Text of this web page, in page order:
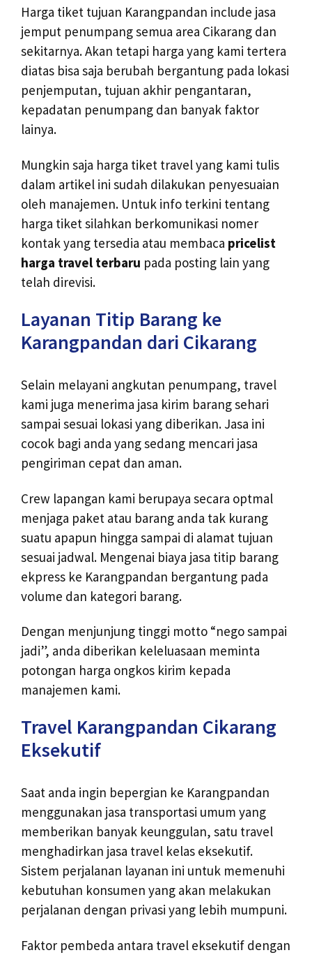
Harga tiket tujuan Karangpandan include jasa
jemput penumpang semua area Cikarang dan
sekitarnya. Akan tetapi harga yang kami tertera
diatas bisa saja berubah bergantung pada lokasi
penjemputan, tujuan akhir pengantaran,
kepadatan penumpang dan banyak faktor
lainya.
Mungkin saja harga tiket travel yang kami tulis
dalam artikel ini sudah dilakukan penyesuaian
oleh manajemen. Untuk info terkini tentang
harga tiket silahkan berkomunikasi nomer
kontak yang tersedia atau membaca pricelist
harga travel terbaru pada posting lain yang
telah direvisi.
Layanan Titip Barang ke
Karangpandan dari Cikarang
Selain melayani angkutan penumpang, travel
kami juga menerima jasa kirim barang sehari
sampai sesuai lokasi yang diberikan. Jasa ini
cocok bagi anda yang sedang mencari jasa
pengiriman cepat dan aman.
Crew lapangan kami berupaya secara optmal
menjaga paket atau barang anda tak kurang
suatu apapun hingga sampai di alamat tujuan
sesuai jadwal. Mengenai biaya jasa titip barang
ekpress ke Karangpandan bergantung pada
volume dan kategori barang.
Dengan menjunjung tinggi motto “nego sampai
jadi”, anda diberikan keleluasaan meminta
potongan harga ongkos kirim kepada
manajemen kami.
Travel Karangpandan Cikarang
Eksekutif
Saat anda ingin bepergian ke Karangpandan
menggunakan jasa transportasi umum yang
memberikan banyak keunggulan, satu travel
menghadirkan jasa travel kelas eksekutif.
Sistem perjalanan layanan ini untuk memenuhi
kebutuhan konsumen yang akan melakukan
perjalanan dengan privasi yang lebih mumpuni.
Faktor pembeda antara travel eksekutif dengan